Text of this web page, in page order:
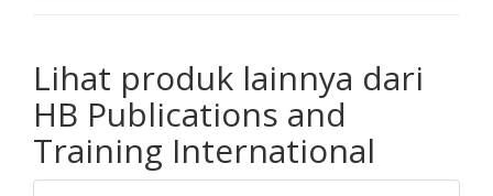
Lihat produk lainnya dari
HB Publications and
Training International